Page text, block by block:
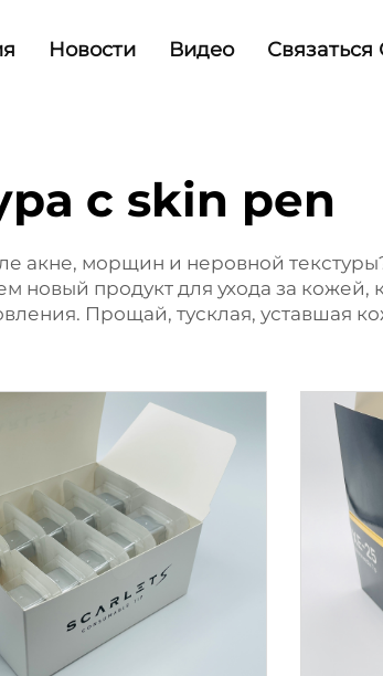
Новости Видео
с skin pen
акне, морщин и неровной
новый продукт для ухода за
Прощай, тусклая, уставшая